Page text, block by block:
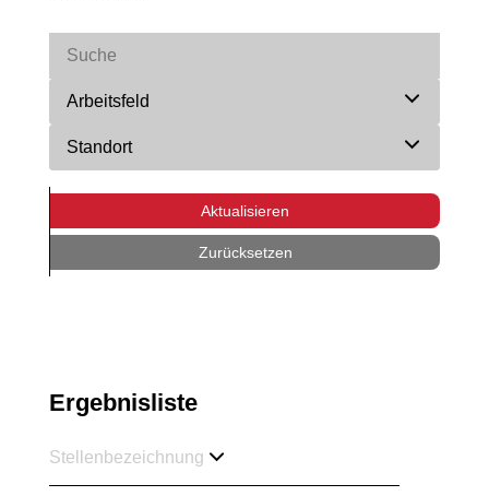
Arbeitsfeld
Standort
Aktualisieren
Zurücksetzen
Ergebnisliste
Stellenbezeichnung